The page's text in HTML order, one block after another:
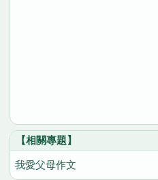
【相關專題】
我愛父母作文